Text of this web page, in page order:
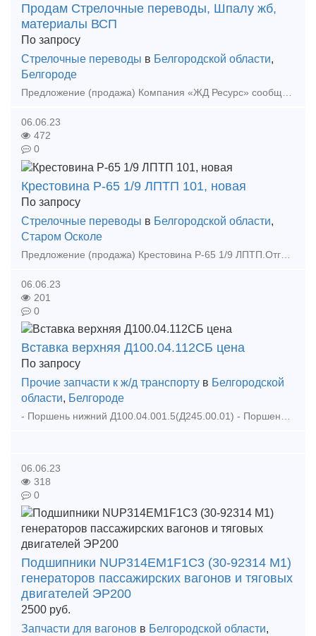
Продам Стрелочные переводы, Шпалу жб,
материалы ВСП
По запросу
Стрелочные переводы в Белгородской области,
Белгороде
06.06.23
472
0
Крестовина Р-65 1/9 ЛПТП 101, новая
По запросу
Стрелочные переводы в Белгородской области,
Старом Осколе
06.06.23
201
0
Вставка верхняя Д100.04.112СБ цена
По запросу
Прочие запчасти к ж/д транспорту в Белгородской
области, Белгороде
- Поршень нижний Д100.04.001.5(Д245.00.01) - Поршень верхний Д100.04.002.5(Д245.00.02) - Вставка верхняя Д100.04.112СБ - Вставка нижняя Д100.04.111СБ - Поршень нижний Д100.04.001.5
06.06.23
318
0
Подшипники NUP314EM1F1C3 (30-92314 М1)
генераторов пассажирских вагонов и тяговых
двигателей ЭР200
2500 руб.
Запчасти для вагонов в Белгородской области,